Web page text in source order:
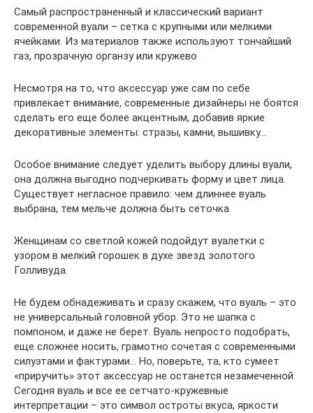
Самый распространенный и классический вариант
современной вуали – сетка с крупными или мелкими
ячейками. Из материалов также используют тончайший
газ, прозрачную органзу или кружево
Несмотря на то, что аксессуар уже сам по себе
привлекает внимание, современные дизайнеры не боятся
сделать его еще более акцентным, добавив яркие
декоративные элементы: стразы, камни, вышивку…
Особое внимание следует уделить выбору длины вуали,
она должна выгодно подчеркивать форму и цвет лица.
Существует негласное правило: чем длиннее вуаль
выбрана, тем мельче должна быть сеточка
Женщинам со светлой кожей подойдут вуалетки с
узором в мелкий горошек в духе звезд золотого
Голливуда.
Не будем обнадеживать и сразу скажем, что вуаль – это
не универсальный головной убор. Это не шапка с
помпоном, и даже не берет. Вуаль непросто подобрать,
еще сложнее носить, грамотно сочетая с современными
силуэтами и фактурами… Но, поверьте, та, кто сумеет
«приручить» этот аксессуар не останется незамеченной.
Сегодня вуаль и все ее сетчато-кружевные
интерпретации – это символ остроты вкуса, яркости